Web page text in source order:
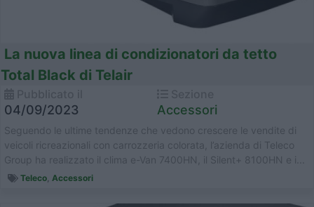
La nuova linea di condizionatori da tetto
Total Black di Telair
04/09/2023 Accessori
Seguendo le ultime tendenze che vedono crescere le vendite di
veicoli ricreazionali con carrozzeria colorata, l’azienda di Teleco
Group ha realizzato il clima e-Van 7400HN, il Silent+ 8100HN e i...
Teleco, Accessori